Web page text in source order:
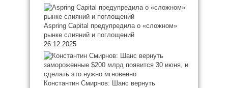
Aspring Capital предупредила о «сложном»
рынке слияний и поглощений
26.12.2025
Константин Смирнов: Шанс вернуть